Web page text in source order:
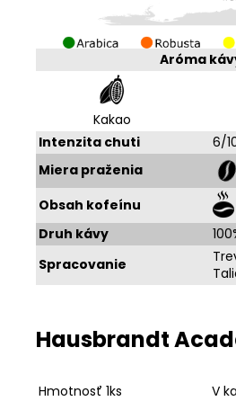
Aróma
Kakao
Intenzita chuti
6/
Miera praženia
Obsah kofeínu
Druh kávy
Spracovanie
Hausbrandt
Hmotnosť 1ks
V